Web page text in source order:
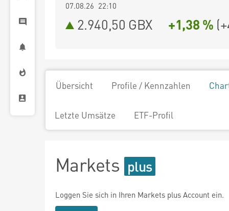
07.08.26 22:10
2.940,50 GBX +1,38 % (
Übersicht Profile / Kennzahlen
Letzte Umsätze ETF-Profil
Markets
Loggen Sie sich in Ihren Markets plus Account ein.